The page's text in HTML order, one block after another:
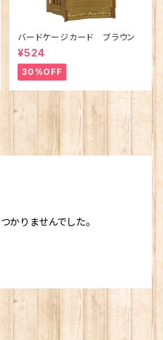
バードケージカード ブラウン
¥524
30%OFF
かりませんでした。